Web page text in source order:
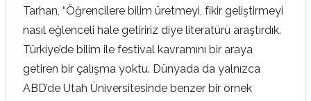
Tarhan, “Öğrencilere bilim üretmeyi, fikir geliştirmeyi
nasıl eğlenceli hale getiririz diye literatürü araştırdık.
Türkiye’de bilim ile festival kavramını bir araya
getiren bir çalışma yoktu. Dünyada da yalnızca
ABD’de Utah Üniversitesinde benzer bir örnek